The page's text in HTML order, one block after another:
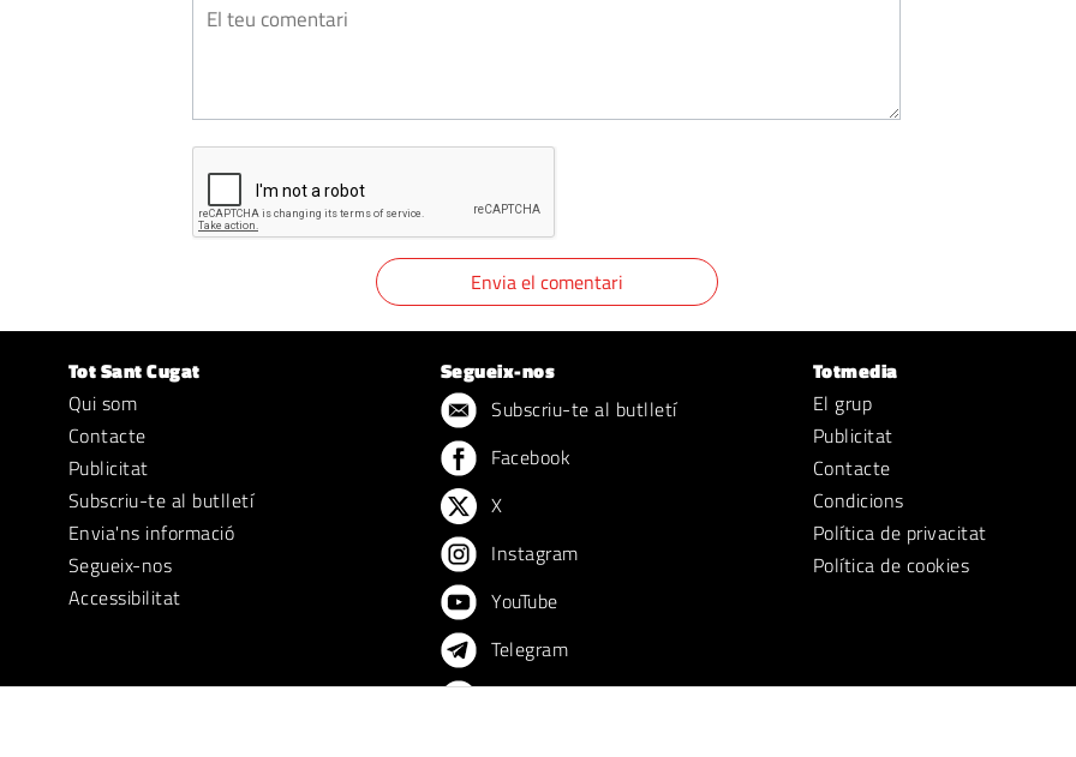
Tot Sant Cugat
Qui som
Contacte
Publicitat
Subscriu-te al butlletí
Envia'ns informació
Segueix-nos
Accessibilitat
Segueix-nos
Subscriu-te al butlletí
Facebook
X
Instagram
YouTube
Telegram
TikTok
Totmedia
El grup
Publicitat
Contacte
Condicions
Política de privacitat
Política de cookies